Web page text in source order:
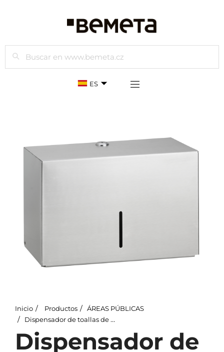
Buscar
ES
Inicio Productos
ÁREAS PÚBLICAS
Dispensador de toallas de papel, acero inoxidable, mate
Dispensador de